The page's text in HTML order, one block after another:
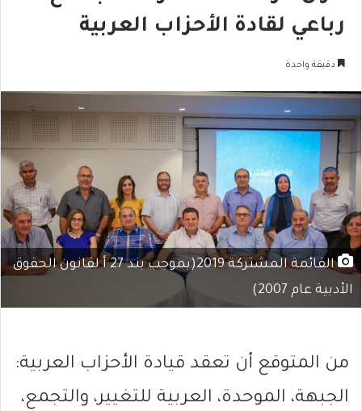
رباعي لقادة الأحزاب العربية
دقيقة واحدة
القائمة المشتركة 2019(بموجب بند 27 أ لقانون الحقوق
الأدبية عام 2007)
من المتوقع أن تعقد قيادة الأحزاب العربية:
الجبهة، الموحدة، العربية للتغيير، والتجمع،